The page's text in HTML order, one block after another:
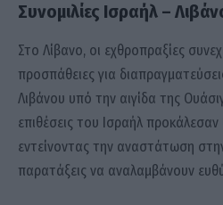
Συνομιλίες Ισραήλ –
Στο Λίβανο, οι εχθροπραξίες
προσπάθειες για
Λιβάνου υπό την αιγίδα της
επιθέσεις του Ισραήλ
εντείνοντας την αναστάτωση
παρατάξεις να αναλαμβάνουν